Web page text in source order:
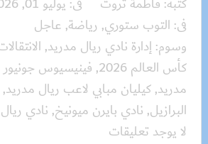
فى: التوب ستوري, رياضة, عاجل
وسوم: إدارة نادي ريال مدريد,
كأس العالم 2026
, فينيسيوس
مدريد,كيليان مبابي لاعب ريال مدريد,
البرازيل, نادي بايرن ميونيخ, نادي
لا يوجد تعليقات